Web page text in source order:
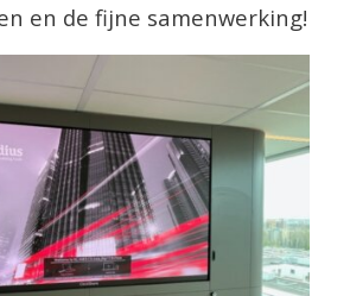
en de fijne samenwerking!